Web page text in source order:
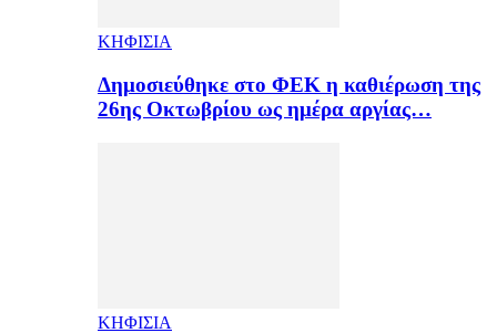
ΚΗΦΙΣΙΑ
Δημοσιεύθηκε στο ΦΕΚ η καθιέρωση της
26ης Οκτωβρίου ως ημέρα αργίας…
ΚΗΦΙΣΙΑ